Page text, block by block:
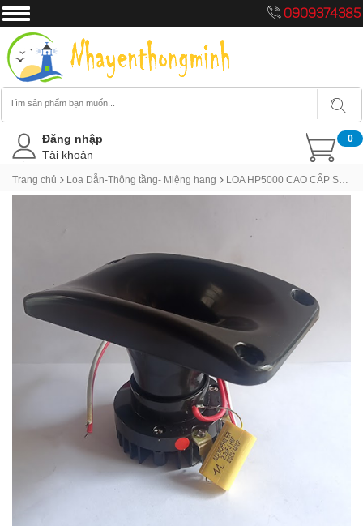
0909374385
0
Đăng nhập
Tài khoản
Trang chủ Loa Dẫn-Thông tầng- Miệng hang LOA HP5000 CAO CẤP SẴN DÂY, TỤ CHỐNG CHÁY CHUYÊN DỤNG